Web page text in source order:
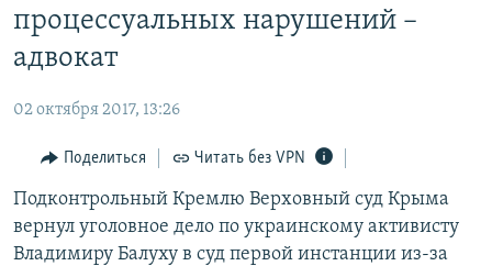
главной
навигации
ЕЩЕ
ТЕЛЕПРОЕКТ КРЫМ.РЕАЛИИ
СОВЕТЫ ПРАВОЗАЩИТНИКОВ
ПРОПАВШИЕ БЕЗ ВЕСТИ
КАК ОБОЙТИ БЛОКИРОВКУ
Qırımtatar
процессуальных нарушений –
адвокат
02 октября 2017, 13:26
Поделиться Читать без VPN
Подконтрольный Кремлю Верховный суд Крыма
вернул уголовное дело по украинскому активисту
Владимиру Балуху в суд первой инстанции из-за